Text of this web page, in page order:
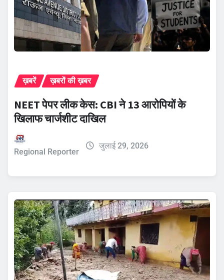
ख़बरें ख़बरों की ख़बर
NEET पेपर लीक केस: CBI ने 13 आरोपियों के
खिलाफ चार्जशीट दाखिल
Regional Reporter
जुलाई 29, 2026